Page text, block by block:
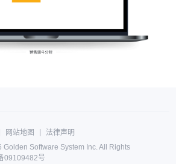
网站地图 |
法律声明
Golden Software System Inc. All Rights
09109482号